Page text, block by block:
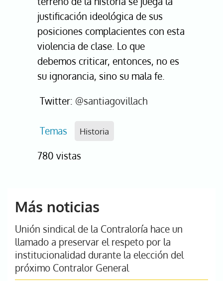
justificación ideológica de sus
posiciones complacientes con esta
violencia de clase. Lo que
debemos criticar, entonces, no es
su ignorancia, sino su mala fe.
Twitter: @santiagovillach
Temas Historia
780 vistas
Más noticias
Unión sindical de la Contraloría hace un
llamado a preservar el respeto por la
institucionalidad durante la elección del
próximo Contralor General